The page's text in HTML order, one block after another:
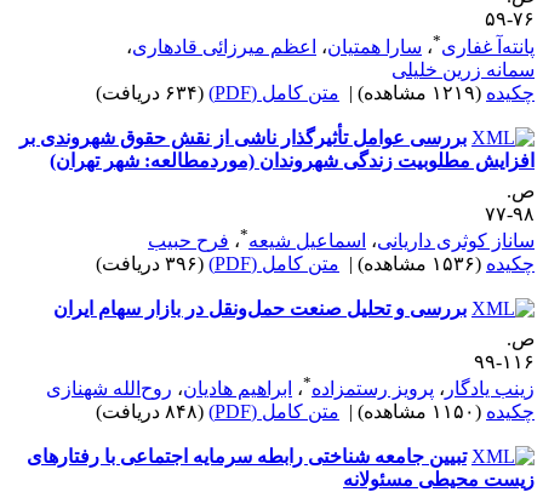
۵۹
غفاری
،سارا همتیان،اعظم میرزائی قادهاری ،
زرین خلیلی
(۱۲۱۹ مشاهده) | متن کامل (PDF) (۶۳۴ دریافت)
بررسی عوامل تأثیرگذار ناشی از نقش حقوق شهروندی بر
مطلوبیت زندگی شهروندان (موردمطالعه: شهر تهران)
۷۷
کوثری داریانی، اسماعیل شیعه ،فرح حبیب
(۱۵۳۶ مشاهده) | متن کامل (PDF) (۳۹۶ دریافت)
بررسی و تحلیل صنعت حمل‌ونقل در بازار سهام ایران
۹۹
یادگار، پرویز رستم‎زاده ،ابراهیم هادیان،روح‌الله شهنازی
(۱۱۵۰ مشاهده) | متن کامل (PDF) (۸۴۸ دریافت)
تبیین جامعه ‌شناختی رابطه سرمایه اجتماعی با رفتارهای
‌محیطی مسئولانه